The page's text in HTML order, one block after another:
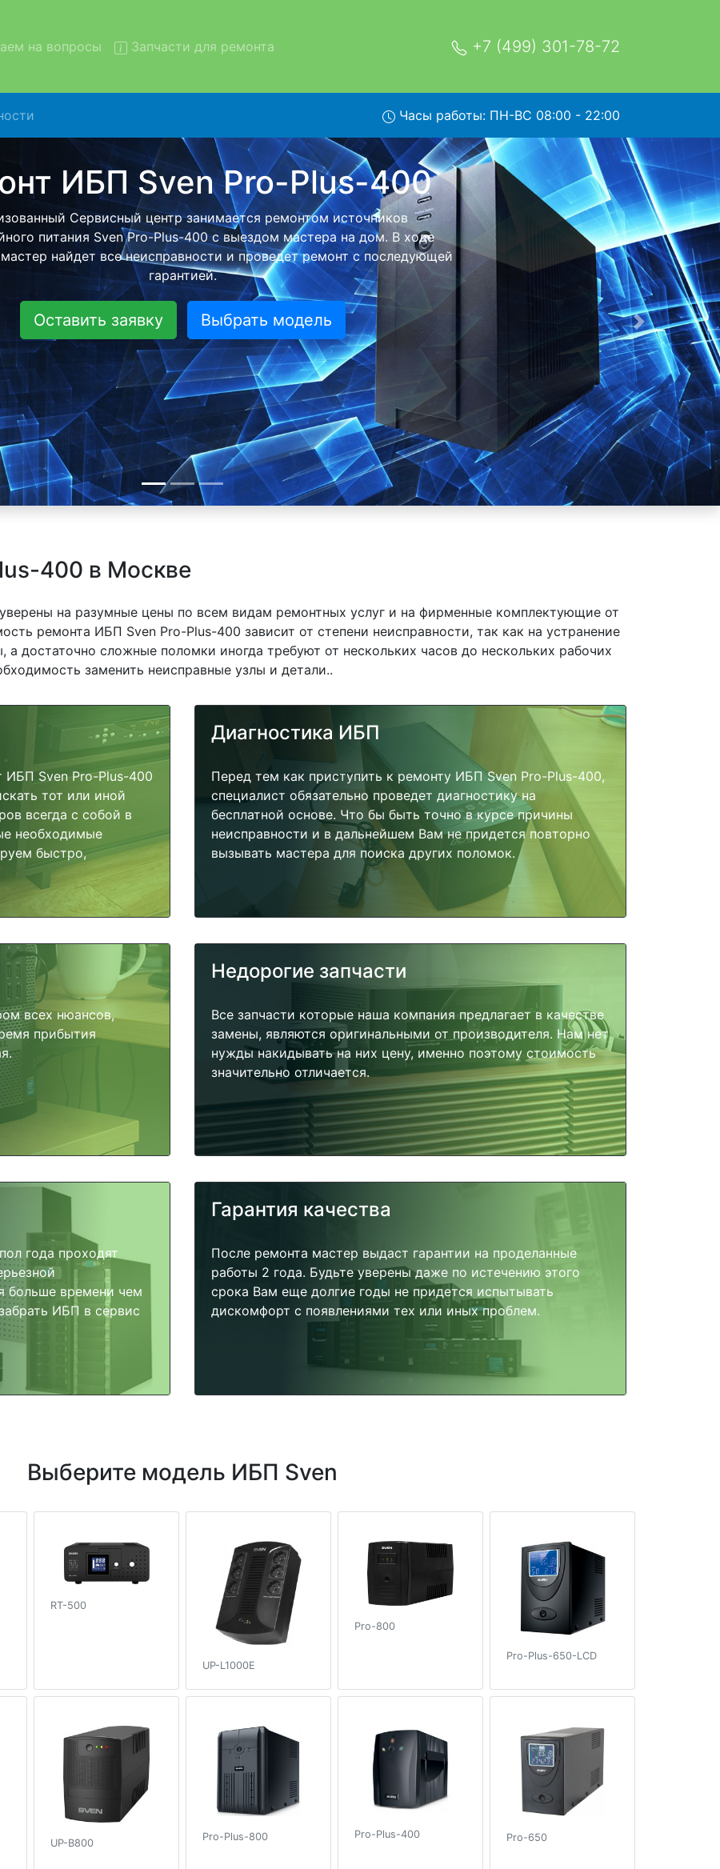
на вопросы Запчасти для ремонта +7 (499) 301-78-72
Часы работы: ПН-ВС 08:00 - 22:00
ИБП Sven Pro-Plus-400 с вывозом
в сервис
Sven Pro-Plus-400 с вывозом в сервисный центр и обратно - с
бесплатной услуги, специалист заберет Ваш ИБП для дальнейшего
ремонта. Оговоренная стоимость ремонта останется неизменно
при возвращении видеотехники обратно.
Оставить заявку Выбрать модель
Следующая
400 в Москве
на разумные цены по всем видам ремонтных услуг и на фирменные комплектующие от
ремонта ИБП Sven Pro-Plus-400 зависит от степени неисправности, так как на устранение
достаточно сложные поломки иногда требуют от нескольких часов до нескольких рабочих
заменить неисправные узлы и детали..
ИБП Sven Pro-Plus-400
тот или иной
всегда с собой в
необходимые
быстро,
Диагностика ИБП
Перед тем как приступить к ремонту ИБП Sven Pro-Plus-400,
специалист обязательно проведет диагностику на
бесплатной основе. Что бы быть точно в курсе причины
неисправности и в дальнейшем Вам не придется повторно
вызывать мастера для поиска других поломок.
всех нюансов,
прибытия
Недорогие запчасти
Все запчасти которые наша компания предлагает в качестве
замены, являются оригинальными от производителя. Нам нет
нужды накидывать на них цену, именно поэтому стоимость
значительно отличается.
года проходят
больше времени чем
ИБП в сервис
Гарантия качества
После ремонта мастер выдаст гарантии на проделанные
работы 2 года. Будьте уверены даже по истечению этого
срока Вам еще долгие годы не придется испытывать
дискомфорт с появлениями тех или иных проблем.
Выберите модель ИБП Sven
RT-500
UP-L1000E
Pro-800
Pro-Plus-650-LCD
UP-B800
Pro-Plus-800 Pro-Plus-400 Pro-650